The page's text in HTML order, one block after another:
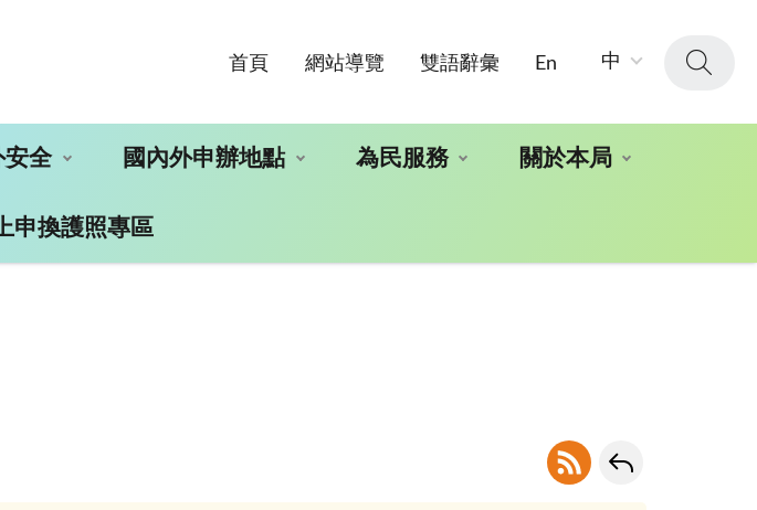
首頁 網站導覽 雙語辭彙 En 中
安全 國內外申辦地點 為民服務 關於本局
申換護照專區